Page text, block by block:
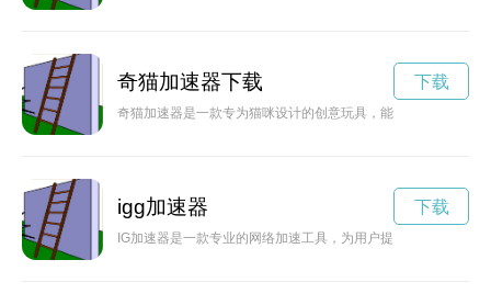
奇猫加速器下载
奇猫加速器是一款专为猫咪设计的创意玩具，能够激发猫咪的
下载
igg加速器
IG加速器是一款专业的网络加速工具，为用户提供稳定快速的
下载